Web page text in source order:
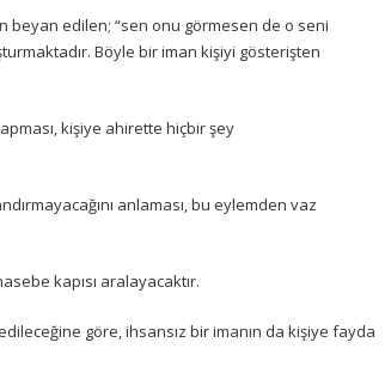
edilen; “sen onu görmesen de o seni
Böyle bir iman kişiyi gösterişten
kişiye ahirette hiçbir şey
anlaması, bu eylemden vaz
kapısı aralayacaktır.
göre, ihsansız bir imanın da kişiye fayda